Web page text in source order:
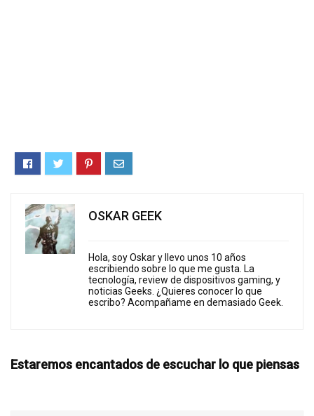
OSKAR GEEK
Hola, soy Oskar y llevo unos 10 años
escribiendo sobre lo que me gusta. La
tecnología, review de dispositivos gaming, y
noticias Geeks. ¿Quieres conocer lo que
escribo? Acompañame en demasiado Geek.
Estaremos encantados de escuchar lo que piensas